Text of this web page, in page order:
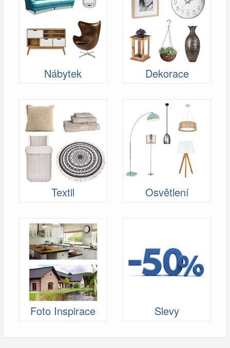
Nábytek Dekorace
Textil Osvětlení
Foto Inspirace Slevy